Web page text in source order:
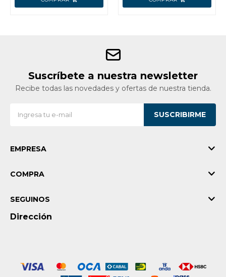
Suscríbete a nuestra newsletter
Recibe todas las novedades y ofertas de nuestra tienda.
SUSCRIBIRME
EMPRESA
COMPRA
Dirección
SEGUINOS